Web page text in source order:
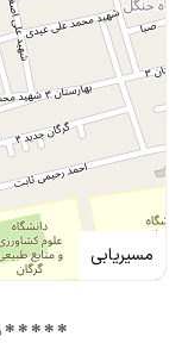
مسیریابی
*****01735